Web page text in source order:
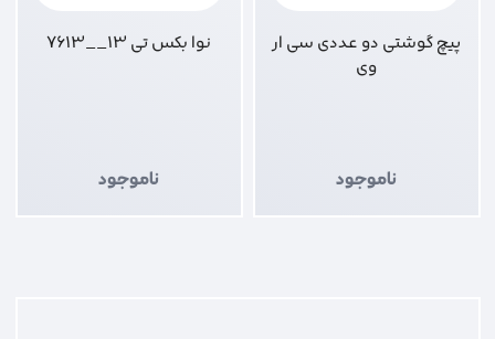
پیچ گوشتی دو عددی سی ار
وی
ناموجود
نوا بکس تی 13__7613
ناموجود